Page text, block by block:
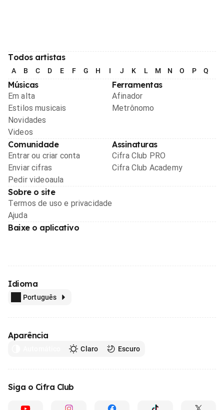
Todos artistas
A B C D E F G H I J K L M N O P Q
Músicas
Em alta
Estilos musicais
Novidades
Videos
Ferramentas
Afinador
Metrônomo
Comunidade
Entrar ou criar conta
Enviar cifras
Pedir videoaula
Assinaturas
Cifra Club PRO
Cifra Club Academy
Sobre o site
Termos de uso e privacidade
Ajuda
Baixe o aplicativo
Idioma
Português
Aparência
Claro Escuro
Siga o Cifra Club